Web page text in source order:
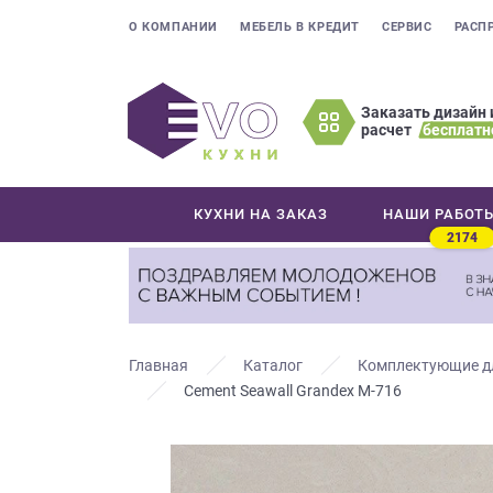
О КОМПАНИИ МЕБЕЛЬ В КРЕДИТ СЕРВИС
Заказать дизайн
расчет
КУХНИ НА ЗАКАЗ НАШИ
2174
Главная Каталог Комплектующие
Cement Seawall Grandex M-716
ваши